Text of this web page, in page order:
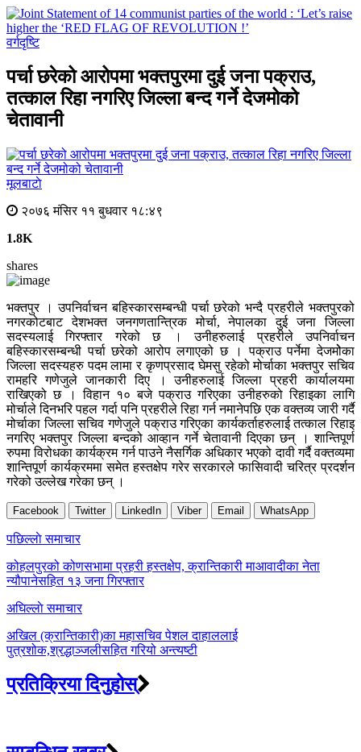
वर्गदृष्टि
पर्चा छरेको आरोपमा भक्तपुरमा दुई जना पक्राउ,
तत्काल रिहा नगरिए जिल्ला बन्द गर्ने देजमोको
चेतावानी
मूलबाटाे
२०७६ मंसिर ११ बुधवार १८:४९
1.8K
shares
भक्तपुर । उपनिर्वाचन बहिस्कारसम्बन्धी पर्चा छरेको भन्दै प्रहरीले भक्तपुरको
नगरकोटबाट देशभक्त जनगणतान्त्रिक मोर्चा, नेपालका दुई जना जिल्ला
सदस्यलाई गिरफ्तार गरेको छ । उनीहरुलाई प्रहरीले उपनिर्वाचन
बहिस्कारसम्बन्धी पर्चा छरेको आरोप लगाएको छ । पक्राउ पर्नेमा देजमोेका
जिल्ला सदस्यहरु पदम लामा र कृणप्रसाद घेमसु रहेको मोर्चाका भक्तपुर सचिव
रामहरि गणेजुले जानकारी दिए । उनीहरुलाई जिल्ला प्रहरी कार्यालयमा
राखिएको छ । विहान १० बजे पक्राउ गरिएका उनीहरुको रिहाइका लागि
मोर्चाले दिनभरि पहल गर्दा पनि प्रहरीले रिहा गर्न नमानेपछि एक वक्तव्य जारी गर्दै
मोर्चाका जिल्ला सचिव गणेजुले पक्राउ गरिएका कार्यकर्ताहरुलाई तत्काल रिहाइ
नगरिए भक्तपुर जिल्ला बन्दको आव्हान गर्ने चेतावानी दिएका छन् । शान्तिपूर्ण
रुपमा विरोधका कार्यक्रम गर्न पाउने नैसर्गिक अधिकार भएको दावी गर्दै वक्तव्यमा
शान्तिपूर्ण कार्यक्रममा समेत हस्तक्षेप गरेर सरकारले फासिवादी चरित्र प्रदर्शन
गरेको उल्लेख गरेका छन् ।
Facebook Twitter LinkedIn Viber Email WhatsApp
Post
navigation
पछिल्लाे समाचार
कोहलपुरको कोणसभामा प्रहरी हस्तक्षेप, क्रान्तिकारी माआवादीका नेता
न्यौपानेसहित १३ जना गिरफ्तार
अघिल्लाे समाचार
अखिल (क्रान्तिकारी)का महासचिव पेशल दाहाललाई
पुत्रशोक,श्रद्धाञ्जलीसहित गरियो अन्त्यष्टी
प्रतिक्रिया दिनुहोस्